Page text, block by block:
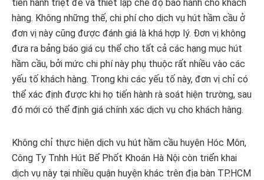
tiến hành triệt để và thiết lập chế độ bảo hành cho khách
hàng. Không những thế, chi phí cho dịch vụ hút hầm cầu ở
đơn vị này cũng được đánh giá là khá hợp lý. Đơn vị không
đưa ra bảng báo giá cụ thể cho tất cả các hạng mục hút
hầm cầu, bởi mức chi phí này phụ thuộc rất nhiều vào các
yếu tố khách hàng. Trong khi các yếu tố này, đơn vị chỉ có
thể xác định được khi họ tiến hành rà soát hiện trường, sau
đó mới có thể định giá chính xác dịch vụ cho khách hàng.
Không chỉ thực hiện dịch vụ hút hầm cầu huyện Hóc Môn,
Công Ty Tnhh Hút Bể Phốt Khoán Hà Nội còn triển khai
dịch vụ này tại nhiều quận huyện khác trên địa bàn TP.HCM